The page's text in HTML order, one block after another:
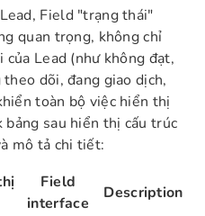
Field "trạng thái"
quan trọng, không chỉ
Lead (như không đạt,
dõi, đang giao dịch,
toàn bộ việc hiển thị
sau hiển thị cấu trúc
mô tả chi tiết:
Field
interface
Description